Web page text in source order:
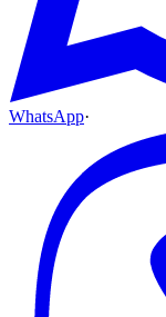
WhatsApp·